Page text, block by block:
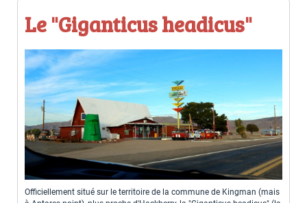
Le "Giganticus headicus"
Officiellement situé sur le territoire de la commune de Kingman (mais